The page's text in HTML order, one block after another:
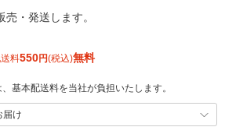
売・発送します。
料550円(税込)無料
基本配送料を当社が負担いたします。
届け